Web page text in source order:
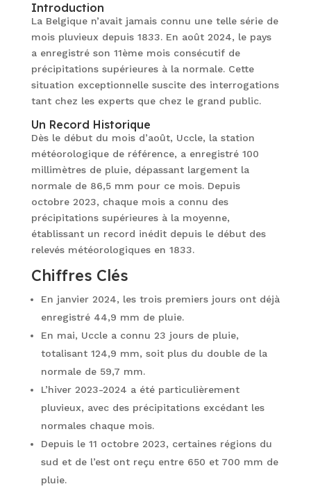
Introduction
La Belgique n’avait jamais connu une telle série de
mois pluvieux depuis 1833. En août 2024, le pays
a enregistré son 11ème mois consécutif de
précipitations supérieures à la normale. Cette
situation exceptionnelle suscite des interrogations
tant chez les experts que chez le grand public.
Un Record Historique
Dès le début du mois d’août, Uccle, la station
météorologique de référence, a enregistré 100
millimètres de pluie, dépassant largement la
normale de 86,5 mm pour ce mois. Depuis
octobre 2023, chaque mois a connu des
précipitations supérieures à la moyenne,
établissant un record inédit depuis le début des
relevés météorologiques en 1833.
Chiffres Clés
En janvier 2024, les trois premiers jours ont déjà
enregistré 44,9 mm de pluie.
En mai, Uccle a connu 23 jours de pluie,
totalisant 124,9 mm, soit plus du double de la
normale de 59,7 mm.
L’hiver 2023-2024 a été particulièrement
pluvieux, avec des précipitations excédant les
normales chaque mois.
Depuis le 11 octobre 2023, certaines régions du
sud et de l’est ont reçu entre 650 et 700 mm de
pluie.